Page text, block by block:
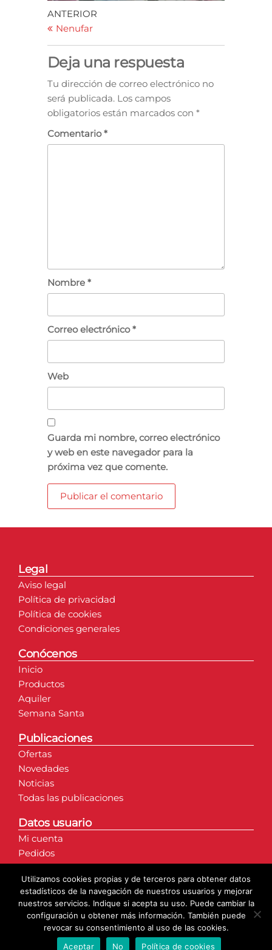
ANTERIOR
Nenufar
Deja una respuesta
Tu dirección de correo electrónico no
será publicada. Los campos
obligatorios están marcados con *
Comentario*
Nombre *
Correo electrónico*
Web
Guarda mi nombre, correo electrónico
y web en este navegador para la
próxima vez que comente.
Legal
Aviso legal
Política de privacidad
Política de cookies
Condiciones generales
Conócenos
Inicio
Productos
Aquiler
Semana Santa
Publicaciones
Ofertas
Novedades
Noticias
Todas las publicaciones
Datos usuario
Mi cuenta
Pedidos
Detalles de la cuenta
Utilizamos cookies propias y de terceros para obtener datos
estadísticos de la navegación de nuestros usuarios y mejorar
nuestros servicios. Indique si acepta su uso. Puede cambiar la
configuración u obtener más información. También puede
revocar su consentimiento al uso de las cookies.
Aceptar
No Política de cookies